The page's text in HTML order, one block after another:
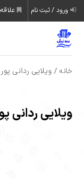
ورود / ثبت نام
خانه / ویلایی ردانی پور
ویلایی ردانی